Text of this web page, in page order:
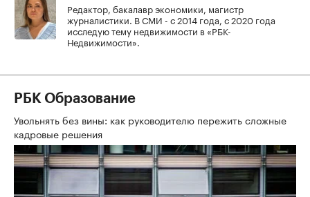
Редактор, бакалавр экономики, магистр
журналистики. В СМИ - с 2014 года, с 2020 года
исследую тему недвижимости в «РБК-
Недвижимости».
РБК Образование
Увольнять без вины: как руководителю пережить сложные
кадровые решения